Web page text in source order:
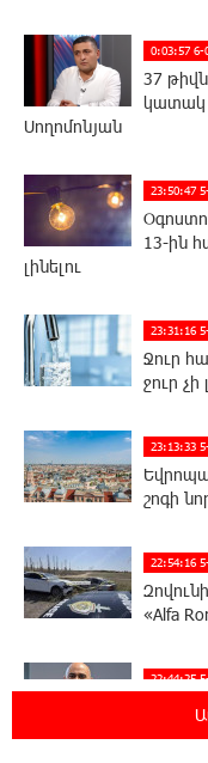
0:03:57 6-
37
կատակ
Սողոմոնյան
23:50:47
13-ին
լինելու
23:31:16
Ջուր
ջուր չի
23:13:33
շոգի
22:54:16
«Alfa
22:44:25